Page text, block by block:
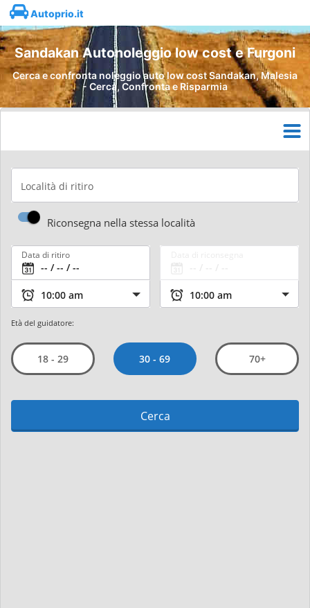
Autoprio.it
Sandakan Autonoleggio low cost e Furgoni
Cerca e confronta noleggio auto low cost Sandakan, Malesia
- Cerca, Confronta e Risparmia
Località di ritiro
Riconsegna nella stessa località
Data di ritiro
Età del guidatore:
18 - 29 30 - 69 70+
Cerca